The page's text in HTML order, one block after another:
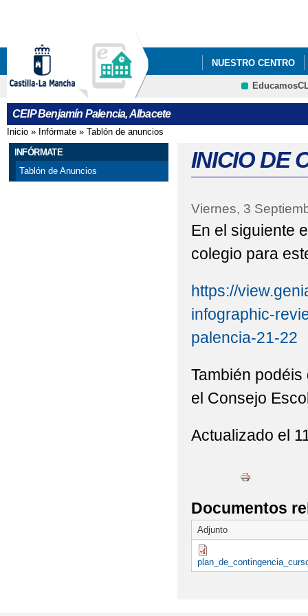
NUESTRO CENTRO
BLOG DE CENTRO
CEIP Benjamín Palencia, Albacete
Se encuentra usted aquí
Inicio » Infórmate » Tablón de anuncios
INFÓRMATE
Tablón de Anuncios
INICIO DE
Viernes, 3
En el siguiente
colegio para
https://
infographic-
palencia-21-22
También
el Consejo
Actualizado el
Documentos
Adjunto